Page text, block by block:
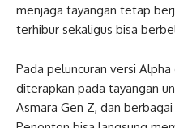
menjaga tayangan tetap
terhibur sekaligus bisa
Pada peluncuran versi
diterapkan pada tayangan
Asmara Gen Z, dan